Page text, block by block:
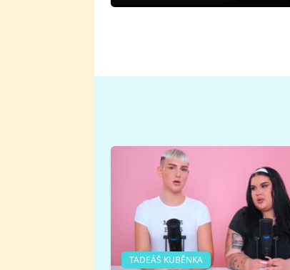
TADEÁŠ KUBĚNKA